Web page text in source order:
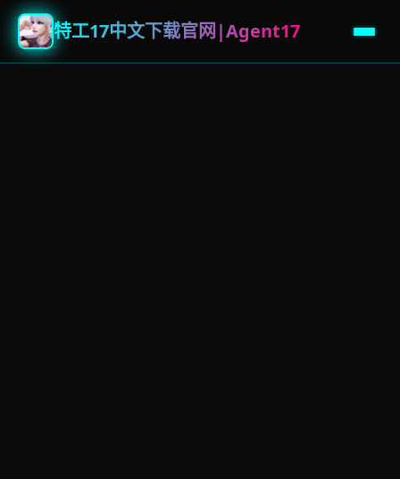
特工17中文下载官网|Agent17